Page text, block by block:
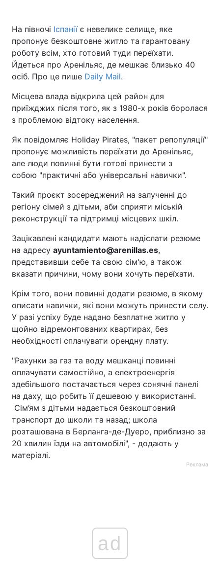
На півночі Іспаніїє невелике селище, яке
пропонує безкоштовне житло та гарантовану
роботу всім, хто готовий туди переїхати.
Йдеться про Аренільяс, де мешкає близько 40
осіб. Про це пише Daily Mail.
Місцева влада відкрила цей район для
приїжджих після того, як з 1980-х років боролася
з проблемою відтоку населення.
Як повідомляє Holiday Pirates, "пакет репопуляції"
пропонує можливість переїхати до Аренільяс,
але люди повинні бути готові принести з
собою "практичні або універсальні навички".
Такий проєкт зосереджений на залученні до
регіону сімей з дітьми, аби сприяти міській
реконструкції та підтримці місцевих шкіл.
Зацікавлені кандидати мають надіслати резюме
на адресу ayuntamiento@arenillas.es,
представивши себе та свою сім'ю, а також
вказати причини, чому вони хочуть переїхати.
Крім того, вони повинні додати резюме, в якому
описати навички, які вони можуть принести селу.
У разі успіху буде надано безплатне житло у
щойно відремонтованих квартирах, без
необхідності сплачувати орендну плату.
"Рахунки за газ та воду мешканці повинні
оплачувати самостійно, а електроенергія
здебільшого постачається через сонячні панелі
на даху, що робить її дешевою у використанні.
Сім’ям з дітьми надається безкоштовний
транспорт до школи та назад; школа
розташована в Берланга-де-Дуеро, приблизно за
20 хвилин їзди на автомобілі", - додають у
матеріалі.
Реклама
ad